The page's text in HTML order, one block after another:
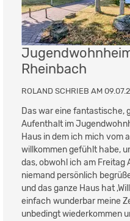
Rheinbach
ROLAND SCHRIEB AM
Das war eine fantastische,
Aufenthalt im
Haus in dem ich mich vom
willkommen gefühlt habe,
das, obwohl ich am Freitag
niemand persönlich
und das ganze Haus hat
einfach wunderbar meine
unbedingt wiederkommen